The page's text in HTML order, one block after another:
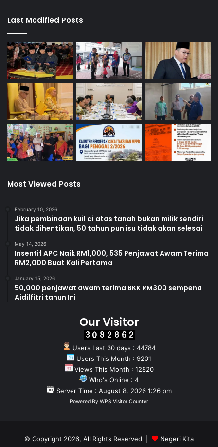
e
b
a
g
a
i
T
e
r
a
s
P
e
n
d
i
Last Modified Posts
Most Viewed Posts
February 10, 2026
Jika pembinaan kuil di atas tanah bukan milik sendiri
tidak dihentikan, 50 tahun pun isu tidak akan selesai
May 14, 2026
Insentif APC Naik RM1,000, 535 Penjawat Awam Terima
RM2,000 Buat Kali Pertama
January 15, 2026
50,000 penjawat awam terima BKK RM300 sempena
Aidilfitri tahun Ini
Our Visitor
Users Last 30 days : 44784
Users This Month : 9201
Views This Month : 12820
Who's Online : 4
Server Time : August 8, 2026 1:26 pm
Powered By WPS Visitor Counter
© Copyright 2026, All Rights Reserved | Negeri Kita